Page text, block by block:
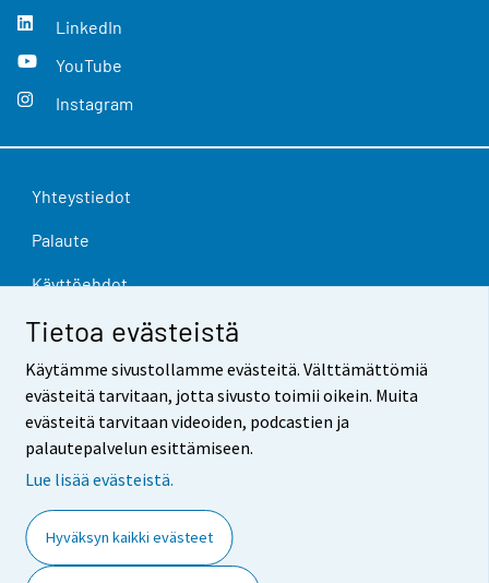
Tietoa evästeistä
Käytämme sivustollamme evästeitä. Välttämättömiä
evästeitä tarvitaan, jotta sivusto toimii oikein. Muita
evästeitä tarvitaan videoiden, podcastien ja
palautepalvelun esittämiseen.
Lue lisää evästeistä.
Hyväksyn kaikki evästeet
LinkedIn
YouTube
Instagram
Yhteystiedot
Palaute
Käyttöehdot
Tietosuoja
Saavutettavuus
Tietoa sivustosta
Evästeasetukset